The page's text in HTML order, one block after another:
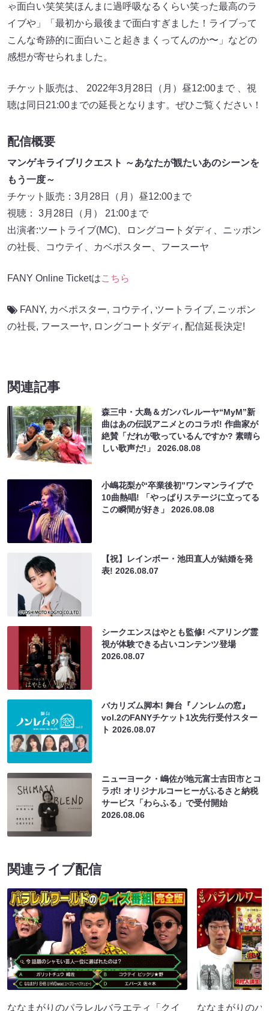
ゃ面白い笑笑笑ほんまに過呼吸なるくらい笑った最高のラ
イブや」「最初から最後まで面白すぎました！ライブって
こんな奇跡的に面白いこと起きまくってんのか〜」などの
感想が寄せられました。
チケット販売は、 2022年3月28日（月）昼12:00まで 、視
聴は同日21:00までの延長となります。ぜひご覧ください！
配信概要
マンゲキライブリクエスト ～あなたが観たいあのシーンを
もう一度～
チケット販売：3月28日（月）昼12:00まで
視聴： 3月28日（月） 21:00まで
出演者:ツートライブ(MC)、ロングコートダディ、ニッポン
の社長、コウテイ、カベポスター、フースーヤ
FANY Online Ticketはこちら
FANY, カベポスター, コウテイ , ツートライブ, ニッポン
の社長, フースーヤ, ロングコートダディ , 配信延長決定!
関連記事
森三中・大島＆ガンバレルーヤ“MyM”新
曲はあの伝説アニメとのコラボ! 作曲家が
絶賛「だれが歌っているんですか? 素晴ら
しい歌声だ!」2026.08.08
小嶋花梨が“卒業後初”ワンマンライブで
10曲熱唱! 「やっぱりステージに立ってる
この瞬間が好き」2026.08.08
【祝】レインボー・池田直人が結婚を発
表!2026.08.07
シークエンスはやとも監修! ペアリング霊
視が体験できる占いコンテンツ登場
2026.08.07
バカリズム脚本! 舞台『ノンレムの窓』
vol.2のFANYチケット1次先行受付スター
ト2026.08.07
ニューヨーク・嶋佐が地元富士吉田市とコ
ラボ! オリジナルコーヒーがふるさと納税
サービス「わらふる」で受付開始
2026.08.06
関連ライブ配信
ななまがりのパラレルバラエティ「クイ ななまがりのパ